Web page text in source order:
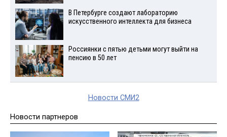
В Петербурге создают лабораторию
искусственного интеллекта для бизнеса
Россиянки с пятью детьми могут выйти на
пенсию в 50 лет
Новости СМИ2
Новости партнеров